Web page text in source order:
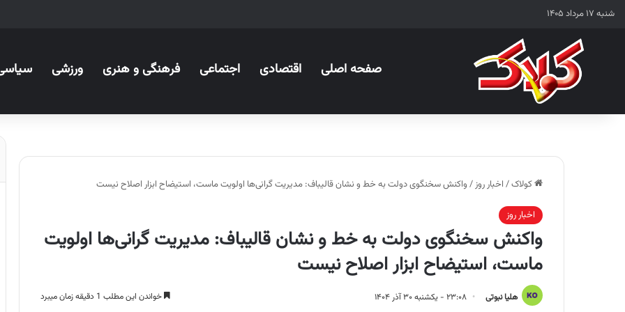
شنبه ۱۷ مرداد ۱۴۰۵
صفحه اصلی اقتصادی اجتماعی فرهنگی و هنری ورزشی
کولاک/ اخبار روز/ واکنش سخنگوی دولت به خط و نشان قالیباف: مدیریت گرانی‌ها اولویت ماست، استیضاح ابزار اصلاح نیست
اخبار روز
واکنش سخنگوی دولت به خط و نشان قالیباف: مدیریت گرانی‌ها اولویت
ماست، استیضاح ابزار اصلاح نیست
هلیا نبوتی ۲۳:۰۸ - یکشنبه ۳۰ آذر ۱۴۰۴ خواندن این مطلب 1 دقیقه زمان میبرد